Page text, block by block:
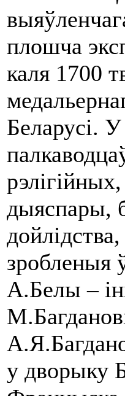
плошча
каля 1700
Беларусі.
дыяспары,
зробленыя
А.Белы –
у дворыку